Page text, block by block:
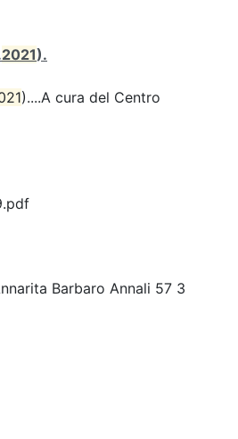
2021).
)....A cura del Centro
Barbaro Annali 57 3